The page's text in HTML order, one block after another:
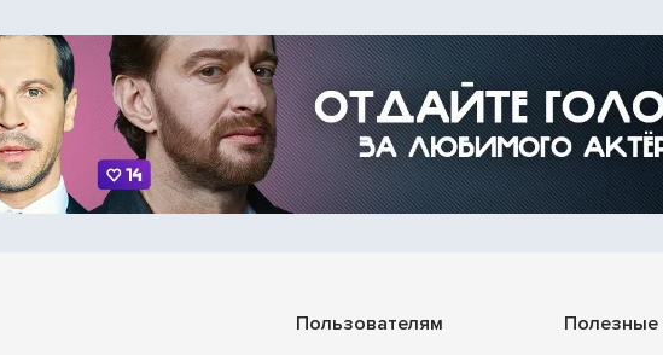
Пользователям Полезные